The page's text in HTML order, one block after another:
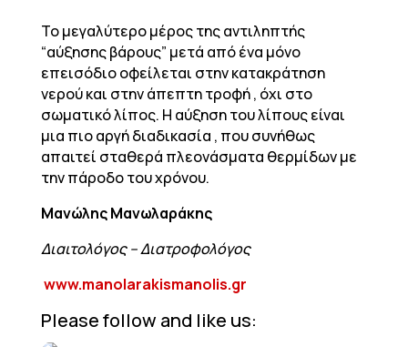
Το μεγαλύτερο μέρος της αντιληπτής
“αύξησης βάρους” μετά από ένα μόνο
επεισόδιο οφείλεται στην κατακράτηση
νερού και στην άπεπτη τροφή , όχι στο
σωματικό λίπος. Η αύξηση του λίπους είναι
μια πιο αργή διαδικασία , που συνήθως
απαιτεί σταθερά πλεονάσματα θερμίδων με
την πάροδο του χρόνου.
Μανώλης Μανωλαράκης
Διαιτολόγος – Διατροφολόγος
www.manolarakismanolis.gr
Please follow and like us: